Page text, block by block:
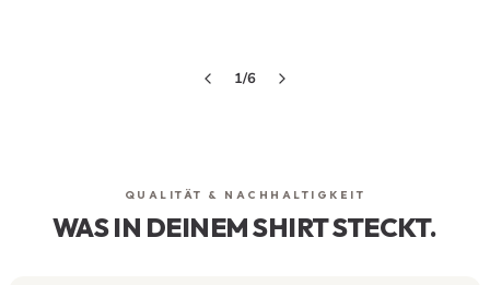
HANDGEMACHT IN
Zwischenhändler.
1/6
QUALITÄT & NACHHALTIGKEIT
WAS IN DEINEM SHIRT STECKT.